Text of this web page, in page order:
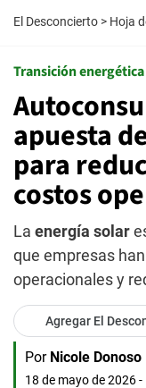
El Desconcierto > Hoja
Transición energética
apuesta
para
costos
La energía solar
que empresas
operacionales y
Agregar El
Por Nicole Donoso
18 de mayo de 2026 -